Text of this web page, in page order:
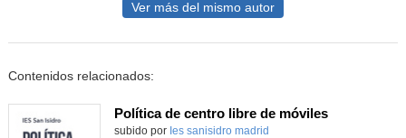
Ver más del mismo autor
Contenidos relacionados:
Política de centro libre de móviles
subido por Ies sanisidro madrid